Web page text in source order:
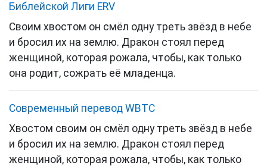
Библейской Лиги ERV
Своим хвостом он смёл одну треть звёзд в небе
и бросил их на землю. Дракон стоял перед
женщиной, которая рожала, чтобы, как только
она родит, сожрать её младенца.
Cовременный перевод WBTC
Хвостом своим он смёл одну треть звёзд в небе
и бросил их на землю. Дракон стоял перед
женщиной, которая рожала, чтобы, как только